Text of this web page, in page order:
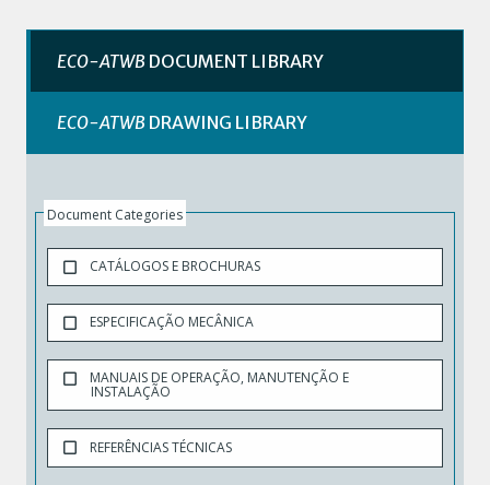
ECO-ATWB DOCUMENT LIBRARY
ECO-ATWB DRAWING LIBRARY
Document Categories
CATÁLOGOS E BROCHURAS
ESPECIFICAÇÃO MECÂNICA
MANUAIS DE OPERAÇÃO, MANUTENÇÃO E
INSTALAÇÃO
REFERÊNCIAS TÉCNICAS